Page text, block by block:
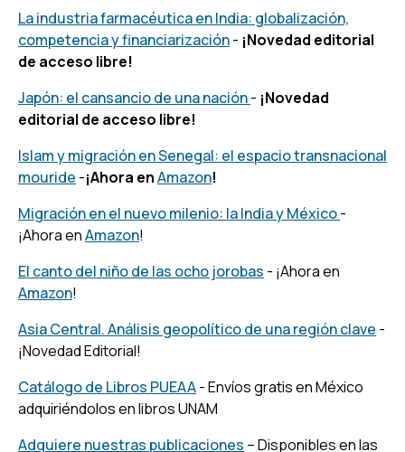
La industria farmacéutica en India: globalización,
competencia y financiarización- ¡Novedad editorial
de acceso libre!
Japón: el cansancio de una nación- ¡Novedad
editorial de acceso libre!
Islam y migración en Senegal: el espacio transnacional
mouride -¡Ahora enAmazon!
Migración en el nuevo milenio: la India y México-
¡Ahora enAmazon!
El canto del niño de las ocho jorobas - ¡Ahora en
Amazon!
Asia Central. Análisis geopolítico de una región clave -
¡Novedad Editorial!
Catálogo de Libros PUEAA- Envíos gratis en México
adquiriéndolos en libros UNAM
Adquiere nuestras publicaciones – Disponibles en las